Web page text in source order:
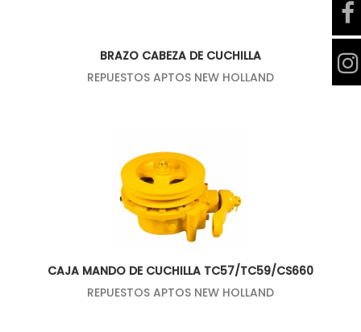
BRAZO CABEZA DE CUCHILLA
REPUESTOS APTOS NEW HOLLAND
CAJA MANDO DE CUCHILLA TC57/TC59/CS660
REPUESTOS APTOS NEW HOLLAND